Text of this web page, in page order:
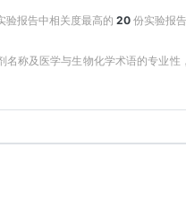
验报告中相关度最高的 20份实验报告
称及医学与生物化学术语的专业